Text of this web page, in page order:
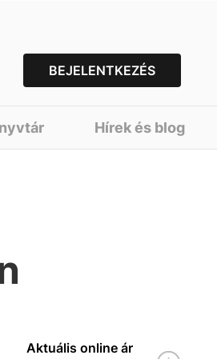
BEJELENTKEZÉS
Hírek és blog
Aktuális online ár